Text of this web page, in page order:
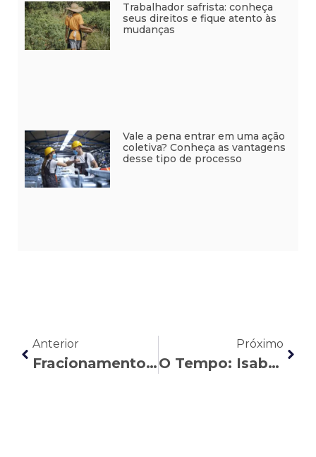
Trabalhador safrista: conheça
seus direitos e fique atento às
mudanças
Vale a pena entrar em uma ação
coletiva? Conheça as vantagens
desse tipo de processo
Anterior
Fracionamento das férias: o que mudou com a nova regra
Próximo
O Tempo: Isabela Monteira explica se o carnaval é feriado para todo mundo